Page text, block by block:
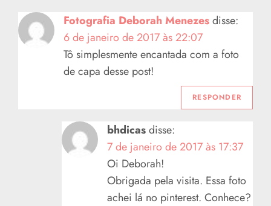
ç
ã
Fotografia Deborah Menezesdisse:
6 de janeiro de 2017 às 22:07
Tô simplesmente encantada com a foto
de capa desse post!
RESPONDER
bhdicasdisse:
7 de janeiro de 2017 às 17:37
Oi Deborah!
Obrigada pela visita. Essa foto
achei lá no pinterest. Conhece?